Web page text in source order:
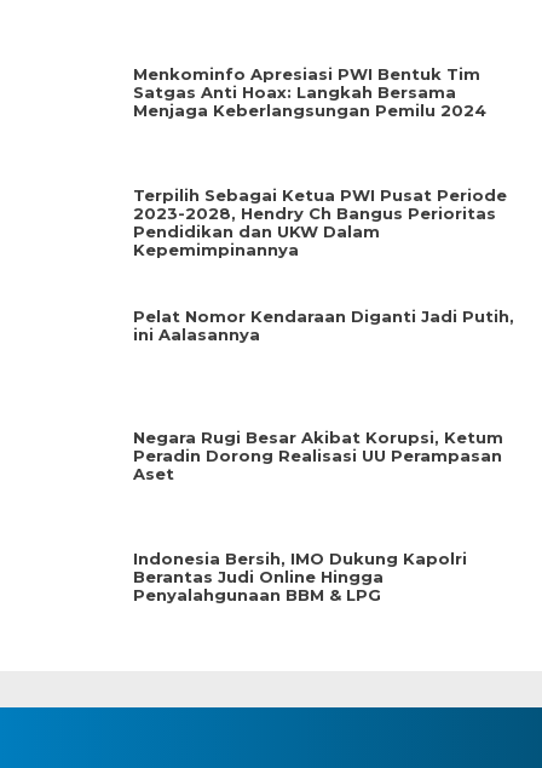
Menkominfo Apresiasi PWI Bentuk Tim
Satgas Anti Hoax: Langkah Bersama
Menjaga Keberlangsungan Pemilu 2024
Terpilih Sebagai Ketua PWI Pusat Periode
2023-2028, Hendry Ch Bangus Perioritas
Pendidikan dan UKW Dalam
Kepemimpinannya
Pelat Nomor Kendaraan Diganti Jadi Putih,
ini Aalasannya
Negara Rugi Besar Akibat Korupsi, Ketum
Peradin Dorong Realisasi UU Perampasan
Aset
Indonesia Bersih, IMO Dukung Kapolri
Berantas Judi Online Hingga
Penyalahgunaan BBM & LPG